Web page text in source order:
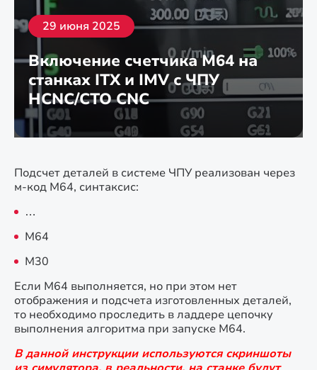
29 июня 2025
Включение счетчика М64 на
станках ITX и IMV с ЧПУ
HCNC/CTO CNC
Подсчет деталей в системе ЧПУ реализован через
м-код М64, синтаксис:
…
М64
М30
Если М64 выполняется, но при этом нет
отображения и подсчета изготовленных деталей,
то необходимо проследить в ладдере цепочку
выполнения алгоритма при запуске М64.
В данной инструкции используются скриншоты